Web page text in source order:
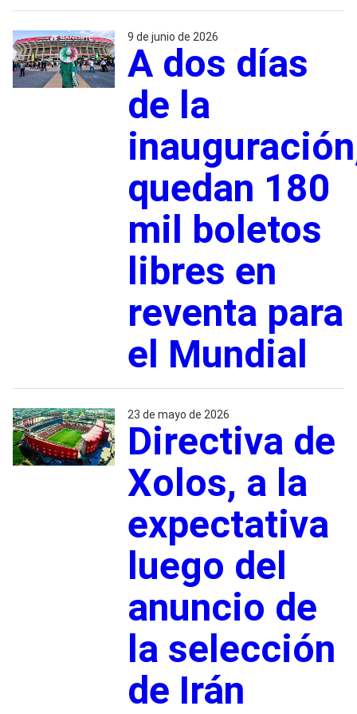
9 de junio de 2026
A dos días
de la
quedan 180
mil boletos
libres en
reventa para
el Mundial
23 de mayo de 2026
Directiva de
Xolos, a la
expectativa
luego del
anuncio de
la selección
de Irán